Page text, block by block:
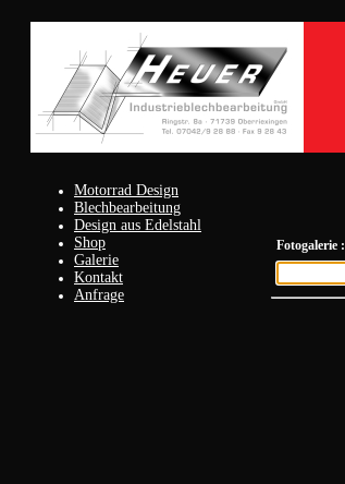
Motorrad Design
Blechbearbeitung
Design aus Edelstahl
Shop
Galerie
Kontakt
Anfrage
Fotogalerie :